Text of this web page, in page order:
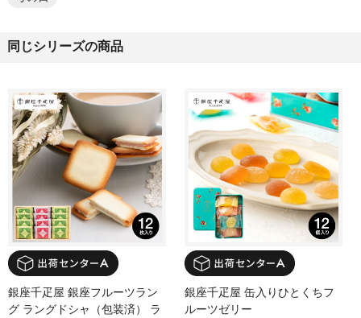
同じシリーズの商品
銀座千疋屋 銀座フルーツラン
グ ラングドシャ（包装済） ラ
銀座千疋屋 缶入りひとくちフ
ルーツゼリー